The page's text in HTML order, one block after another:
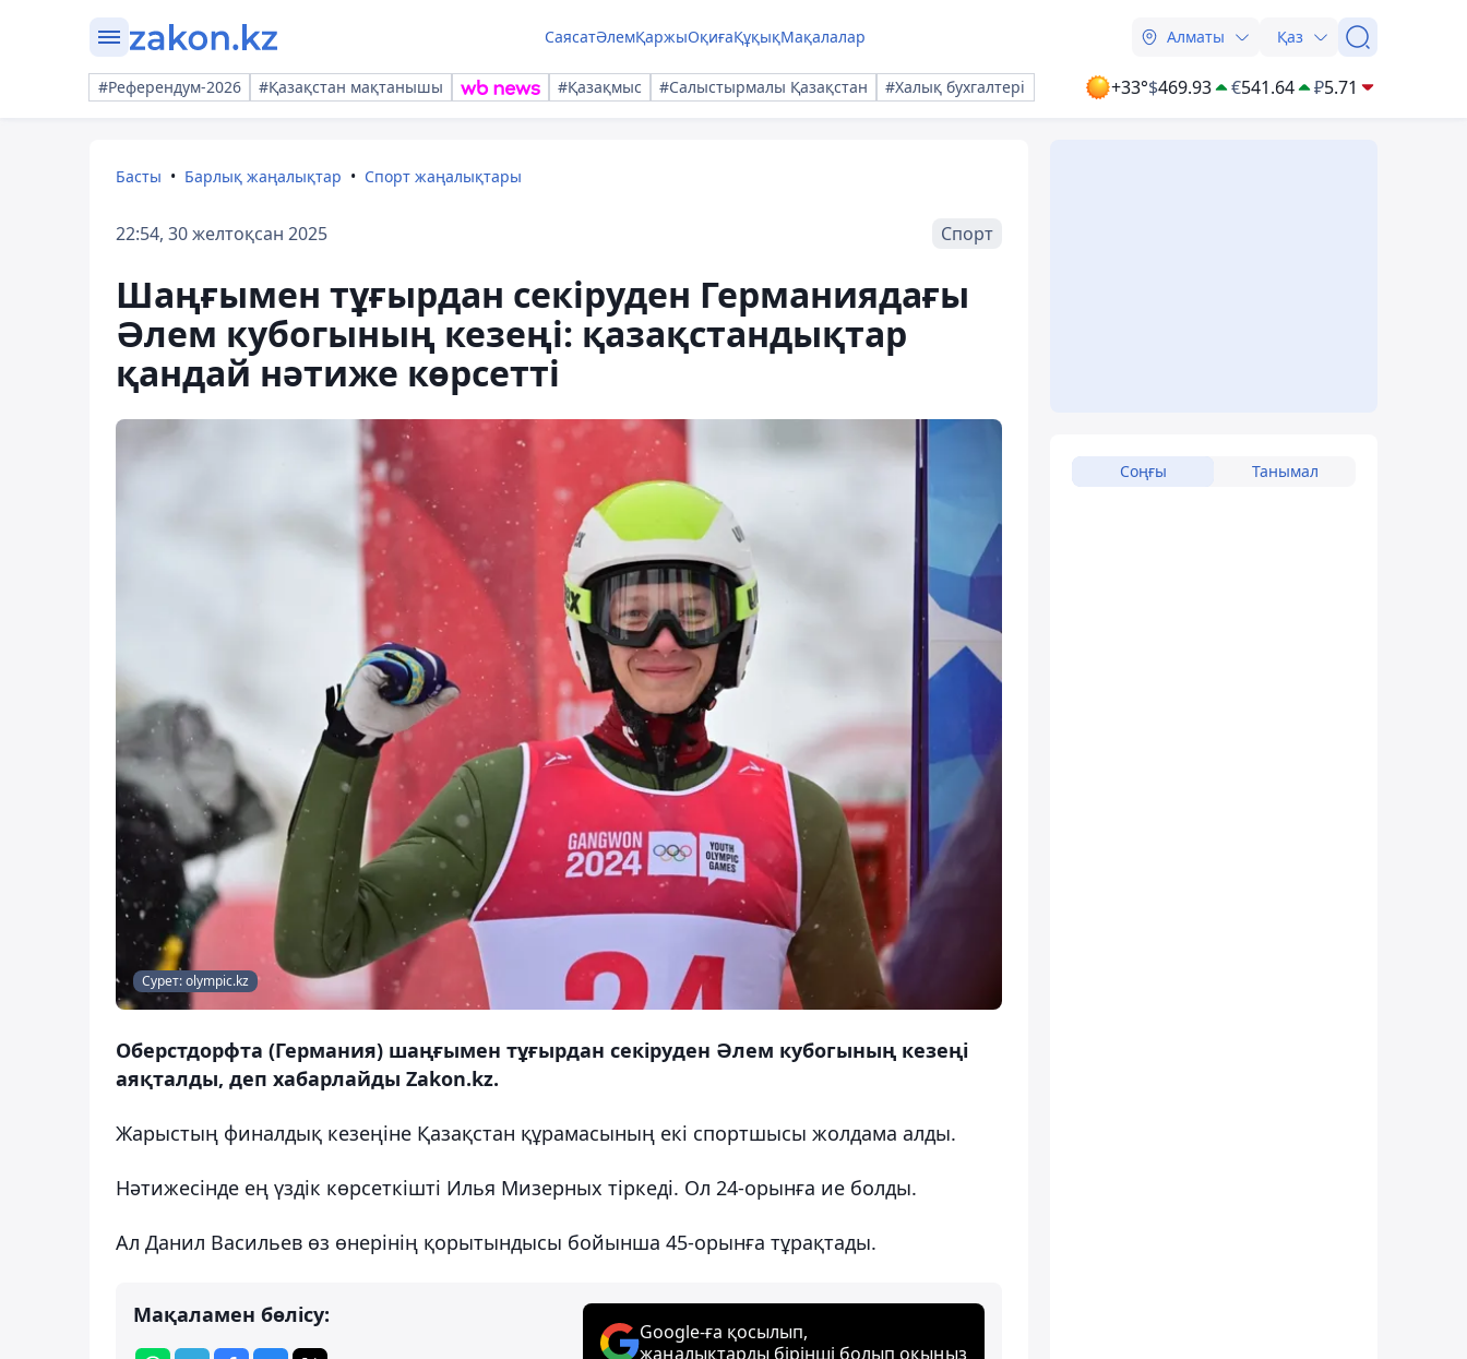
СаясатӘлемҚаржыОқиғаҚұқықМақалалар Алматы Қаз
#Референдум-2026 #Қазақстан мақтанышы #Қазақмыс #Салыстырмалы Қазақстан #Халық бухгалтері +33°$469.93 €541.64 ₽5.71
Басты Барлық жаңалықтар Спорт жаңалықтары
22:54, 30 желтоқсан 2025 Спорт
Шаңғымен тұғырдан секіруден Германиядағы
Әлем кубогының кезеңі: қазақстандықтар
қандай нәтиже көрсетті
Сурет: olympic.kz
Оберстдорфта (Германия) шаңғымен тұғырдан секіруден Әлем кубогының кезеңі
аяқталды, деп хабарлайды Zakon.kz.
Жарыстың финалдық кезеңіне Қазақстан құрамасының екі спортшысы жолдама алды.
Нәтижесінде ең үздік көрсеткішті Илья Мизерных тіркеді. Ол 24-орынға ие болды.
Ал Данил Васильев өз өнерінің қорытындысы бойынша 45-орынға тұрақтады.
Мақаламен бөлісу:
Google-ға қосылып,
жаңалықтарды бірінші болып оқыңыз
Соңғы Танымал